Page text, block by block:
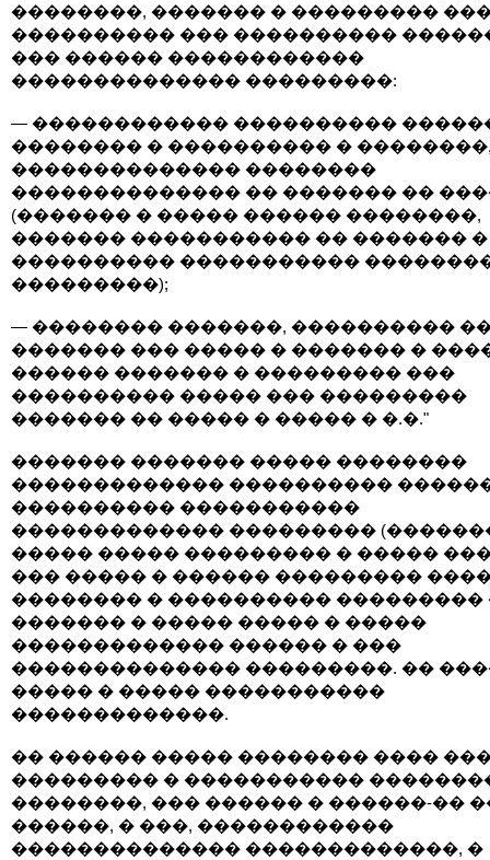
��������, ������� � ���������
���������� ��� ����������
��� ������ ������������
�������������� ���������:
— ������������ ����������
�������� � ���������� �
�������������� ��������
�������������� �� ������� ��
(������� � ����� ������ ��������,
������� ����������� �� ������� �
���������� �����������
���������);
— �������� �������, ����������
������� ��� ����� � ������� �
������ ������� � ��������� ���
���������� ����� ��� ���������
������� �� ����� � ����� � �.�."
������� ������� ����� ��������
������������� ����������
���������� �����������
������������� ���������
����� ����� ��������� � �����
��� ����� � ������ ���������
�������� � ���������� ���������
������� � ����� ����� � �����
������������� ������ � ���
�������������� ���������. ��
����� � ����� �����������
�������������.
�� ������ ����� �������� ����
��������� � �����������
��������, ��� ������ � ������-��
������, � ���, ������������
�������������� �������������, �